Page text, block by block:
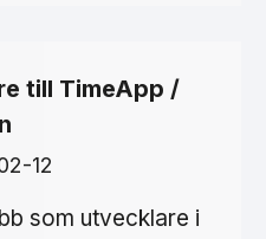
till TimeApp /
12
som utvecklare i